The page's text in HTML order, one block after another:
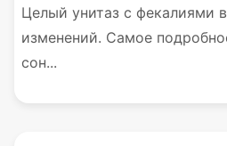
Целый унитаз с фекалиями
изменений. Самое
сон...